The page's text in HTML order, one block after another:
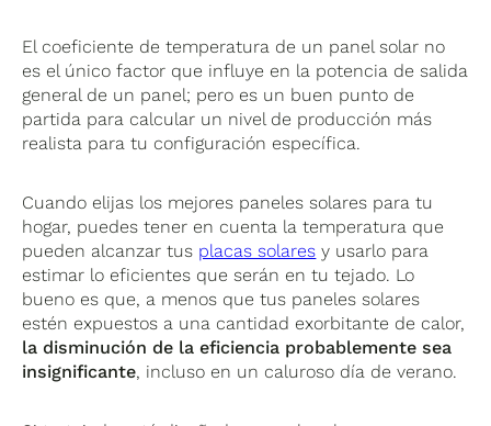
El coeficiente de temperatura de un panel solar no
es el único factor que influye en la potencia de salida
general de un panel; pero es un buen punto de
partida para calcular un nivel de producción más
realista para tu configuración específica.
Cuando elijas los mejores paneles solares para tu
hogar, puedes tener en cuenta la temperatura que
pueden alcanzar tus placas solares y usarlo para
estimar lo eficientes que serán en tu tejado. Lo
bueno es que, a menos que tus paneles solares
estén expuestos a una cantidad exorbitante de calor,
la disminución de la eficiencia probablemente sea
insignificante, incluso en un caluroso día de verano.